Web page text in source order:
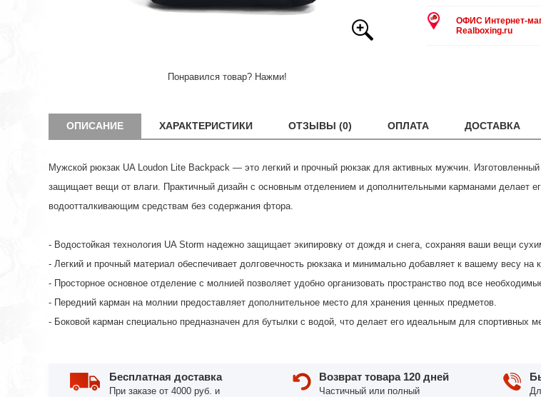
Понравился товар? Нажми!
ОФИС Интернет-
Realboxing.ru
ОПИСАНИЕ ХАРАКТЕРИСТИКИ ОТЗЫВЫ (0) ОПЛАТА ДОСТАВКА
Мужской рюкзак UA Loudon Lite Backpack — это легкий и прочный рюкзак для активных мужчин.
защищает вещи от влаги. Практичный дизайн с основным отделением и дополнительными карманами делает
водоотталкивающим средствам без содержания фтора.
- Водостойкая технология UA Storm надежно защищает экипировку от дождя и снега, сохраняя ваши вещи
- Легкий и прочный материал обеспечивает долговечность рюкзака и минимально добавляет к вашему весу на
- Просторное основное отделение с молнией позволяет удобно организовать пространство под все
- Передний карман на молнии предоставляет дополнительное место для хранения ценных предметов.
- Боковой карман специально предназначен для бутылки с водой, что делает его идеальным для спортивных
Бесплатная доставка
При заказе от 4000 руб. и
Возврат товара 120 дней
Частичный или полный